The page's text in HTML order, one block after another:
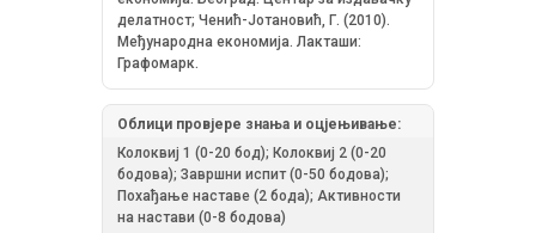
делатност; Ченић-Јотановић, Г. (2010).
Међународна економија. Лакташи:
Графомарк.
Облици провјере знања и оцјењивање:
Колоквиј 1 (0-20 бод); Колоквиј 2 (0-20
бодова); Завршни испит (0-50 бодова);
Похађање наставе (2 бода); Активности
на настави (0-8 бодова)